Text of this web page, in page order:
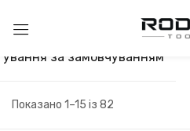
Показано 1–15 із 82
за замовчуванням